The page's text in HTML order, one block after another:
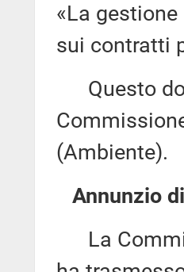
«La
sui contratti
Questo
(Ambiente).
Annunzio
La